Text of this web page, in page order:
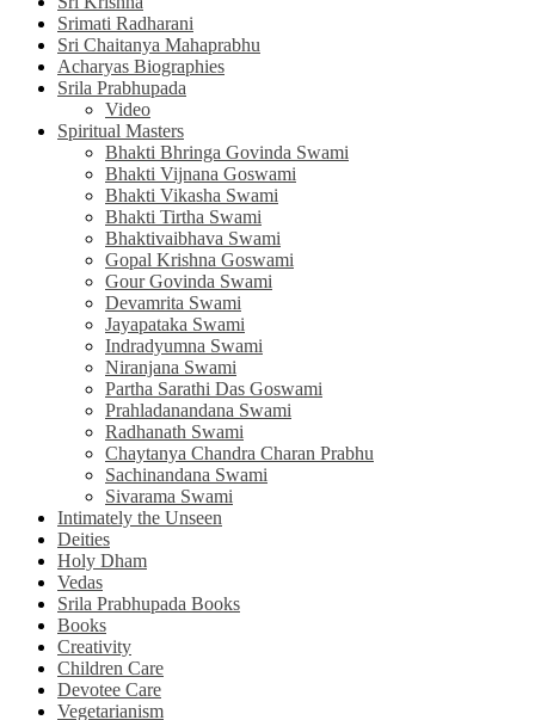
Srimati Radharani
Sri Chaitanya Mahaprabhu
Acharyas Biographies
Srila Prabhupada
Video
Spiritual Masters
Bhakti Bhringa Govinda Swami
Bhakti Vijnana Goswami
Bhakti Vikasha Swami
Bhakti Tirtha Swami
Bhaktivaibhava Swami
Gopal Krishna Goswami
Gour Govinda Swami
Devamrita Swami
Jayapataka Swami
Indradyumna Swami
Niranjana Swami
Partha Sarathi Das Goswami
Prahladanandana Swami
Radhanath Swami
Chaytanya Chandra Charan Prabhu
Sachinandana Swami
Sivarama Swami
Intimately the Unseen
Deities
Holy Dham
Vedas
Srila Prabhupada Books
Books
Creativity
Children Care
Devotee Care
Vegetarianism